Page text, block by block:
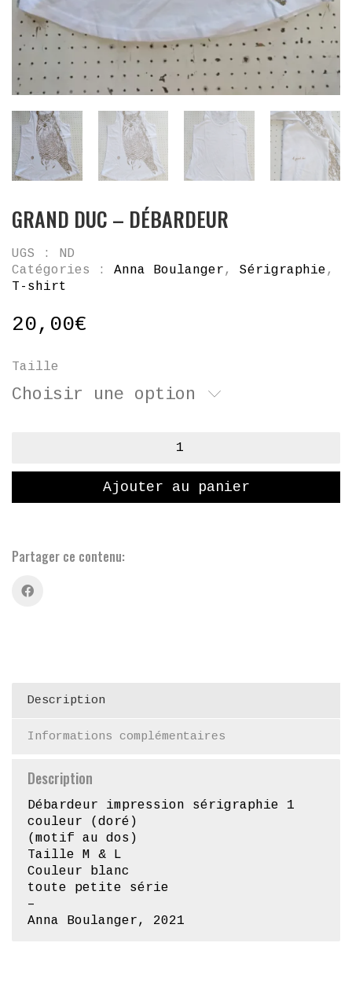
GRAND DUC – DÉBARDEUR
UGS : ND
Catégories : Anna Boulanger, Sérigraphie,
T-shirt
20,00€
Taille
Choisir une option
Grand
-
Ajouter au panier
Partager ce contenu:
Description
Informations complémentaires
Description
Débardeur impression sérigraphie 1
couleur (doré)
(motif au dos)
Taille M & L
Couleur blanc
toute petite série
–
Anna Boulanger, 2021